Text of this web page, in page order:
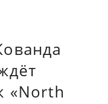
«North